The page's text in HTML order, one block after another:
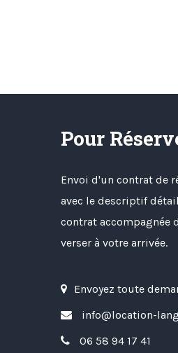
Pour
Envoi d'un contrat de
avec le descriptif
contrat accompagnée
verser à votre arrivée.
Envoyez toute
info@location-
06 58 94 17 41